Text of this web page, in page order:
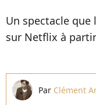
Un spectacle
sur Netflix à
Par Clément